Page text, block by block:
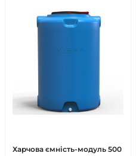
Харчова ємність-модуль 500